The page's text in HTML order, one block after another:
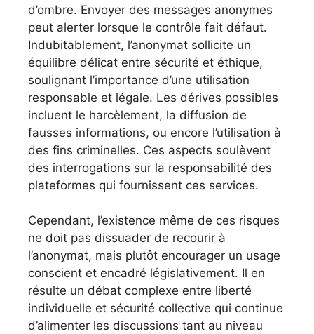
d’ombre. Envoyer des messages anonymes
peut alerter lorsque le contrôle fait défaut.
Indubitablement, l’anonymat sollicite un
équilibre délicat entre sécurité et éthique,
soulignant l’importance d’une utilisation
responsable et légale. Les dérives possibles
incluent le harcèlement, la diffusion de
fausses informations, ou encore l’utilisation à
des fins criminelles. Ces aspects soulèvent
des interrogations sur la responsabilité des
plateformes qui fournissent ces services.
Cependant, l’existence même de ces risques
ne doit pas dissuader de recourir à
l’anonymat, mais plutôt encourager un usage
conscient et encadré législativement. Il en
résulte un débat complexe entre liberté
individuelle et sécurité collective qui continue
d’alimenter les discussions tant au niveau